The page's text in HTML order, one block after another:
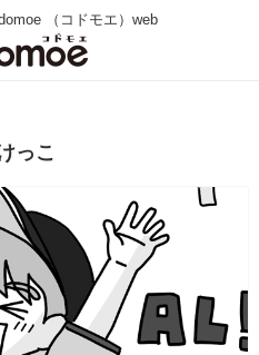
（コドモエ）web
っこ